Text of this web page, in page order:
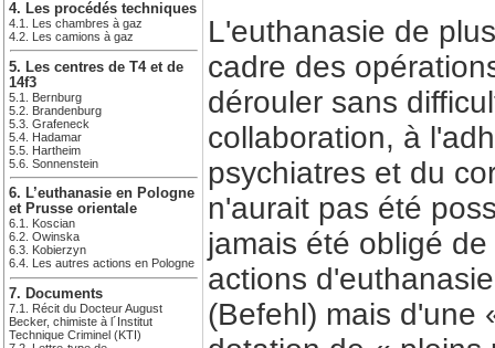
4. Les procédés techniques
4.1. Les chambres à gaz
4.2. Les camions à gaz
5. Les centres de T4 et de
14f3
5.1. Bernburg
5.2. Brandenburg
5.3. Grafeneck
5.4. Hadamar
5.5. Hartheim
5.6. Sonnenstein
6. L’euthanasie en Pologne
et Prusse orientale
6.1. Koscian
6.2. Owinska
6.3. Kobierzyn
6.4. Les autres actions en Pologne
7. Documents
7.1. Récit du Docteur August
Becker, chimiste à l´Institut
Technique Criminel (KTI)
L'euthanasie de
cadre des
dérouler sans
collaboration, à
psychiatres et du
n'aurait pas été
jamais été obligé
actions
(Befehl) mais d'une